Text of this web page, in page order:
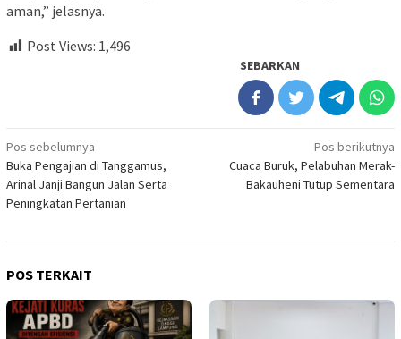
aman,” jelasnya.
Post Views: 1,496
SEBARKAN
Navigasi
pos
Pos sebelumnya
Buka Pengajian di Tanggamus,
Arinal Janji Bangun Jalan Serta
Peningkatan Pertanian
Pos berikutnya
Cuaca Buruk, Pelabuhan Merak-
Bakauheni Tutup Sementara
POS TERKAIT